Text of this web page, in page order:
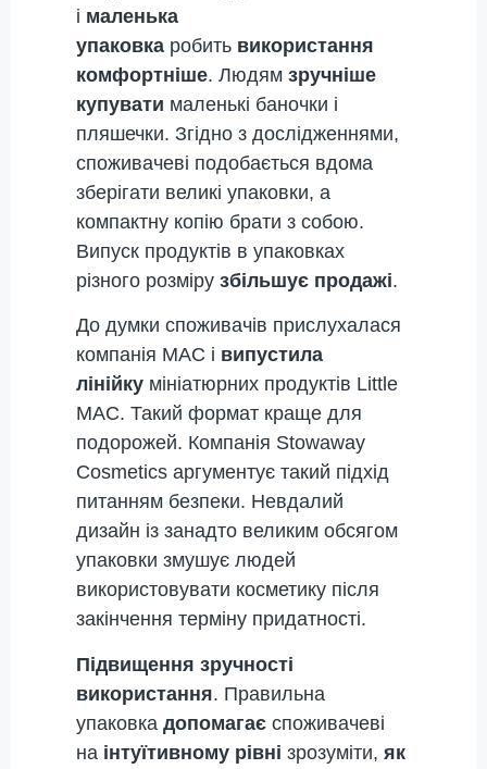
і маленька
упаковка робить використання
комфортніше. Людям зручніше
купувати маленькі баночки і
пляшечки. Згідно з дослідженнями,
споживачеві подобається вдома
зберігати великі упаковки, а
компактну копію брати з собою.
Випуск продуктів в упаковках
різного розміру збільшує продажі.
До думки споживачів прислухалася
компанія MAC і випустила
лінійку мініатюрних продуктів Little
MAC. Такий формат краще для
подорожей. Компанія Stowaway
Cosmetics аргументує такий підхід
питанням безпеки. Невдалий
дизайн із занадто великим обсягом
упаковки змушує людей
використовувати косметику після
закінчення терміну придатності.
Підвищення зручності
використання. Правильна
упаковка допомагає споживачеві
на інтуїтивному рівні зрозуміти, як